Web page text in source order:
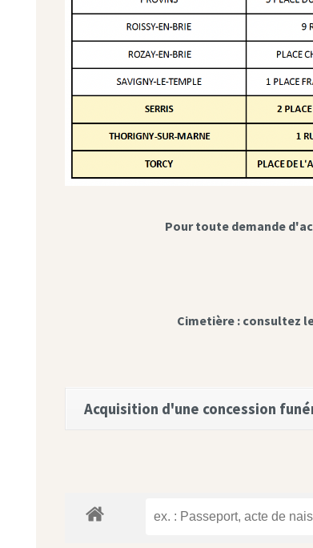
Pour toute demande
Cimetière : consultez
Acquisition d'une concession